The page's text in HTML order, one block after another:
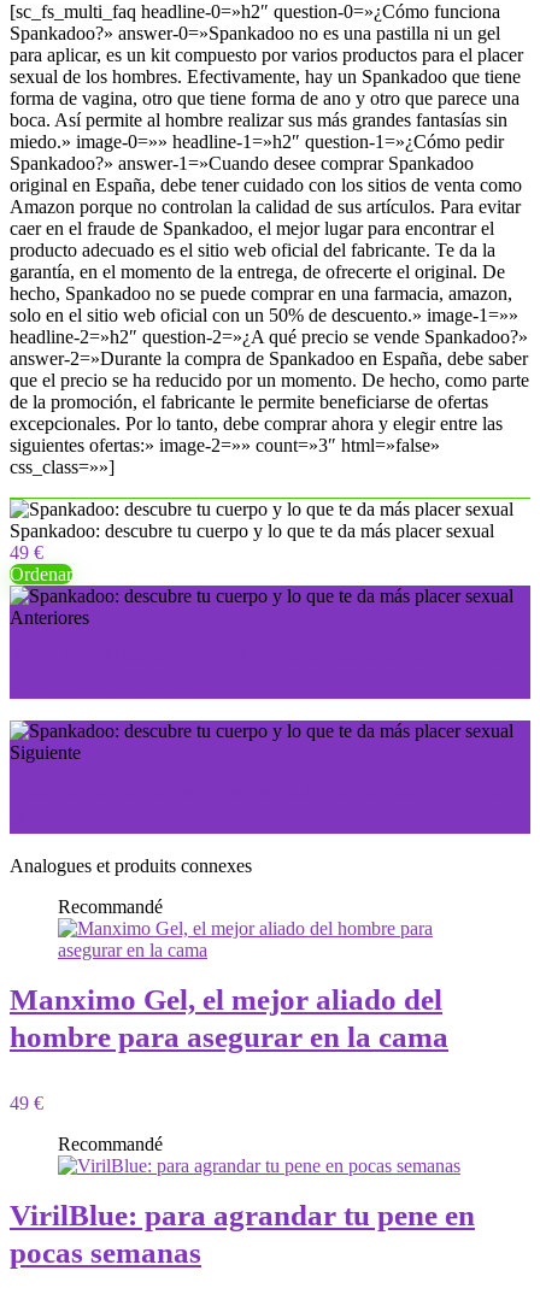
[sc_fs_multi_faq headline-0=»h2″ question-0=»¿Cómo funciona
Spankadoo?» answer-0=»Spankadoo no es una pastilla ni un gel
para aplicar, es un kit compuesto por varios productos para el placer
sexual de los hombres. Efectivamente, hay un Spankadoo que tiene
forma de vagina, otro que tiene forma de ano y otro que parece una
boca. Así permite al hombre realizar sus más grandes fantasías sin
miedo.» image-0=»» headline-1=»h2″ question-1=»¿Cómo pedir
Spankadoo?» answer-1=»Cuando desee comprar Spankadoo
original en España, debe tener cuidado con los sitios de venta como
Amazon porque no controlan la calidad de sus artículos. Para evitar
caer en el fraude de Spankadoo, el mejor lugar para encontrar el
producto adecuado es el sitio web oficial del fabricante. Te da la
garantía, en el momento de la entrega, de ofrecerte el original. De
hecho, Spankadoo no se puede comprar en una farmacia, amazon,
solo en el sitio web oficial con un 50% de descuento.» image-1=»»
headline-2=»h2″ question-2=»¿A qué precio se vende Spankadoo?»
answer-2=»Durante la compra de Spankadoo en España, debe saber
que el precio se ha reducido por un momento. De hecho, como parte
de la promoción, el fabricante le permite beneficiarse de ofertas
excepcionales. Por lo tanto, debe comprar ahora y elegir entre las
siguientes ofertas:» image-2=»» count=»3″ html=»false»
css_class=»»]
Spankadoo: descubre tu cuerpo y lo que te da más placer sexual
49 €
Ordenar
Anteriores
Siguiente
Analogues et produits connexes
Recommandé
Manximo Gel, el mejor aliado del
hombre para asegurar en la cama
49 €
Recommandé
VirilBlue: para agrandar tu pene en
pocas semanas